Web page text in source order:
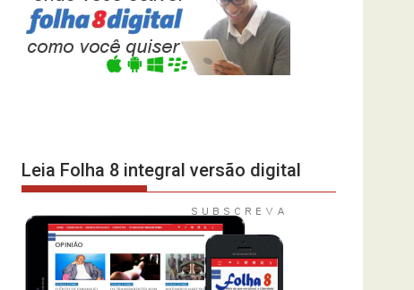
Leia Folha 8 integral versão digital